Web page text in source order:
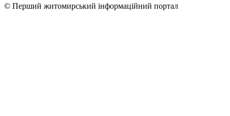
© Перший житомирський інформаційний портал